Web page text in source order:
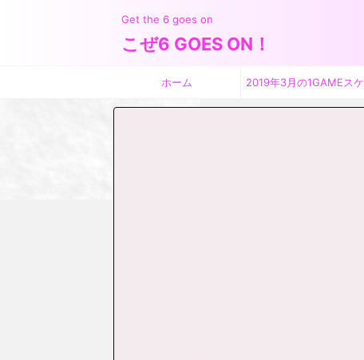
Get the 6 goes on
こぜ6 GOES ON！
ホーム 2019年3月の1GAMEスケ